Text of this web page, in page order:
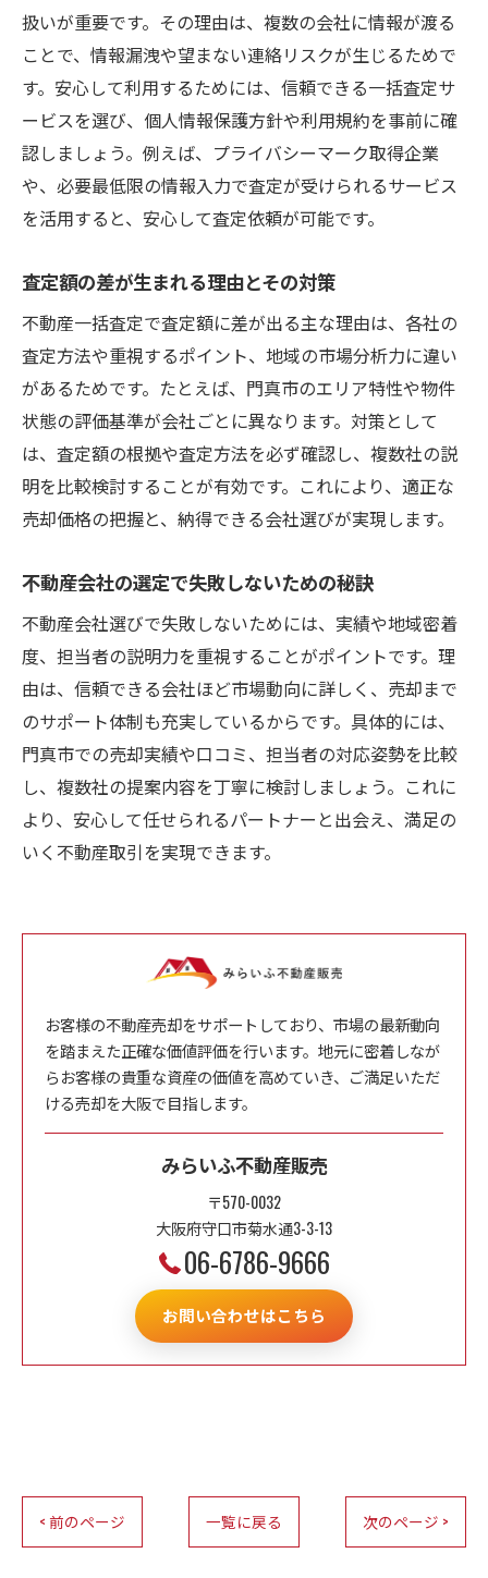
扱いが重要です。その理由は、複数の会社に情報が渡る
ことで、情報漏洩や望まない連絡リスクが生じるためで
す。安心して利用するためには、信頼できる一括査定サ
ービスを選び、個人情報保護方針や利用規約を事前に確
認しましょう。例えば、プライバシーマーク取得企業
や、必要最低限の情報入力で査定が受けられるサービス
を活用すると、安心して査定依頼が可能です。
査定額の差が生まれる理由とその対策
不動産一括査定で査定額に差が出る主な理由は、各社の
査定方法や重視するポイント、地域の市場分析力に違い
があるためです。たとえば、門真市のエリア特性や物件
状態の評価基準が会社ごとに異なります。対策として
は、査定額の根拠や査定方法を必ず確認し、複数社の説
明を比較検討することが有効です。これにより、適正な
売却価格の把握と、納得できる会社選びが実現します。
不動産会社の選定で失敗しないための秘訣
不動産会社選びで失敗しないためには、実績や地域密着
度、担当者の説明力を重視することがポイントです。理
由は、信頼できる会社ほど市場動向に詳しく、売却まで
のサポート体制も充実しているからです。具体的には、
門真市での売却実績や口コミ、担当者の対応姿勢を比較
し、複数社の提案内容を丁寧に検討しましょう。これに
より、安心して任せられるパートナーと出会え、満足の
いく不動産取引を実現できます。
お客様の不動産売却をサポートしており、市場の最新動向
を踏まえた正確な価値評価を行います。地元に密着しなが
らお客様の貴重な資産の価値を高めていき、ご満足いただ
ける売却を大阪で目指します。
みらいふ不動産販売
〒570-0032
大阪府守口市菊水通3-3-13
06-6786-9666
お問い合わせはこちら
< 前のページ 一覧に戻る 次のページ >